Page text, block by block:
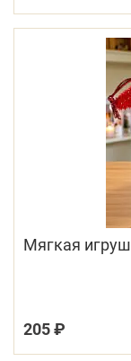
Мягкая
205 ₽